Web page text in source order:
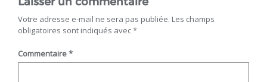
Votre adresse e-mail ne sera pas publiée. Les champs
obligatoires sont indiqués avec*
Commentaire*